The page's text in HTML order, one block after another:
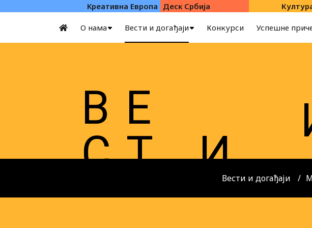
Kреативна Eвропа Деск Србија
О нама Вести и догађаји Конкурси Успешне
В Е
С Т
ИВести и догађаји